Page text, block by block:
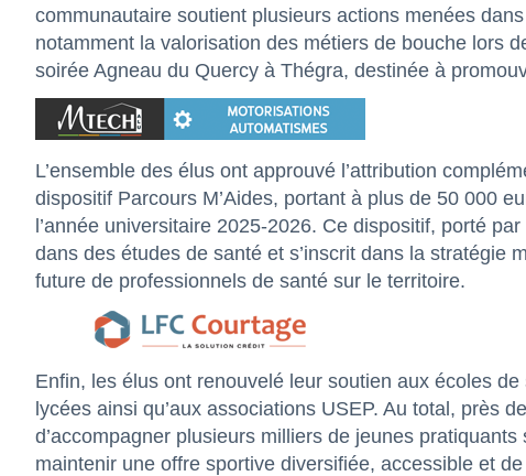
communautaire soutient plusieurs actions menées
notamment la valorisation des métiers de bouche lors
soirée Agneau du Quercy à Thégra, destinée à
L’ensemble des élus ont approuvé l’attribution
dispositif Parcours M’Aides, portant à plus de 50 000
l’année universitaire 2025-2026. Ce dispositif, porté
dans des études de santé et s’inscrit dans la stratégie
future de professionnels de santé sur le territoire.
Enfin, les élus ont renouvelé leur soutien aux écoles
lycées ainsi qu’aux associations USEP. Au total, près
d’accompagner plusieurs milliers de jeunes
maintenir une offre sportive diversifiée, accessible et